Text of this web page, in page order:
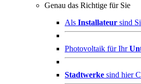
Genau das Richtige für Sie
Als Installateur sind
Photovoltaik für Ihr
Stadtwerke sind hier